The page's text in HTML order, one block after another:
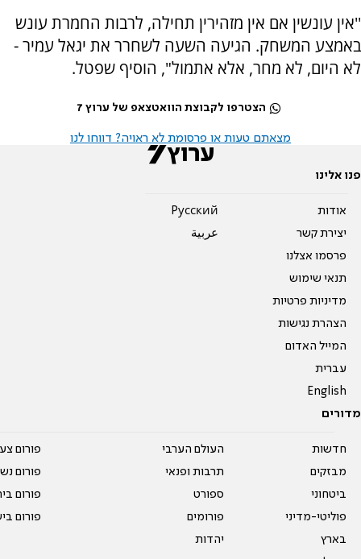
''אין עונשין אם אין מזהירין תחילה, לרבות החמרת עונש
באמצע המשחק. הגיעה השעה לשחרר את יגאל עמיר -
לא היום, לא מחר, אלא אתמול", הוסיף שפטל.
הצטרפו לקבוצת הוואטצאפ של ערוץ 7
מצאתם טעות או פרסומת לא ראויה? דווחו לנו
פנו אלינו
אודות
יצירת קשר
פרסמו אצלנו
תנאי שימוש
מדיניות פרטיות
הצהרת נגישות
המייל האדום
עברית
English
Pусский
عربية
מדורים
חדשות
מבזקים
ביטחוני
פוליטי-מדיני
בארץ
העולם הערבי
תרבות ופנאי
ספורט
פורומים
יהדות
פורום
פורום
פורום
פורום